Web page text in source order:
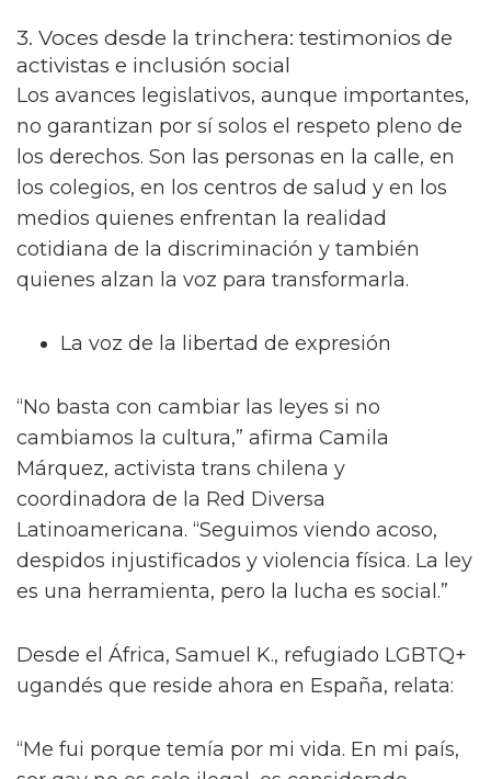
3. Voces desde la trinchera: testimonios de
activistas e inclusión social
Los avances legislativos, aunque importantes,
no garantizan por sí solos el respeto pleno de
los derechos. Son las personas en la calle, en
los colegios, en los centros de salud y en los
medios quienes enfrentan la realidad
cotidiana de la discriminación y también
quienes alzan la voz para transformarla.
La voz de la libertad de expresión
“No basta con cambiar las leyes si no
cambiamos la cultura,” afirma Camila
Márquez, activista trans chilena y
coordinadora de la Red Diversa
Latinoamericana. “Seguimos viendo acoso,
despidos injustificados y violencia física. La ley
es una herramienta, pero la lucha es social.”
Desde el África, Samuel K., refugiado LGBTQ+
ugandés que reside ahora en España, relata:
“Me fui porque temía por mi vida. En mi país,